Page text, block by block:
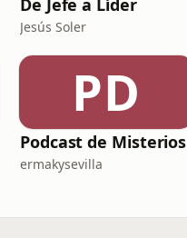
De Jefe a Líder
Jesús Soler
PD
Podcast de Misterios
ermakysevilla